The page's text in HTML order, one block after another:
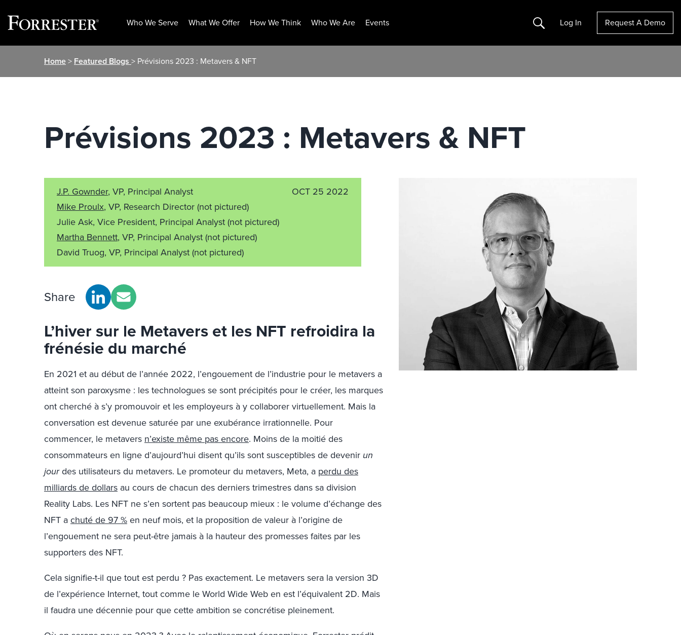
Who We Serve What We Offer How We Think Who We Are Events Search Log In Request A Demo
Home> Featured Blogs > Prévisions 2023 : Metavers & NFT
Prévisions 2023 : Metavers & NFT
J.P. Gownder, VP, Principal Analyst
Mike Proulx, VP, Research Director(not pictured)
Julie Ask, Vice President, Principal Analyst(not pictured)
Martha Bennett, VP, Principal Analyst(not pictured)
David Truog, VP, Principal Analyst(not pictured)
OCT 25 2022
Share
L’hiver sur le Metavers et les NFT refroidira la
frénésie du marché
En 2021 et au début de l’année 2022, l’engouement de l’industrie pour le metavers a
atteint son paroxysme : les technologues se sont précipités pour le créer, les marques
ont cherché à s’y promouvoir et les employeurs à y collaborer virtuellement. Mais la
conversation est devenue saturée par une exubérance irrationnelle. Pour
commencer, le metavers n’existe même pas encore. Moins de la moitié des
consommateurs en ligne d’aujourd’hui disent qu’ils sont susceptibles de devenir un
jourdes utilisateurs du metavers. Le promoteur du metavers, Meta, a perdu des
milliards de dollars au cours de chacun des derniers trimestres dans sa division
Reality Labs. Les NFT ne s’en sortent pas beaucoup mieux : le volume d’échange des
NFT achuté de 97 %en neuf mois, et la proposition de valeur à l’origine de
l’engouement ne sera peut-être jamais à la hauteur des promesses faites par les
supporters des NFT.
Cela signifie-t-il que tout est perdu ? Pas exactement. Le metavers sera la version 3D
de l’expérience Internet, tout comme le World Wide Web en est l’équivalent 2D. Mais
il faudra une décennie pour que cette ambition se concrétise pleinement.